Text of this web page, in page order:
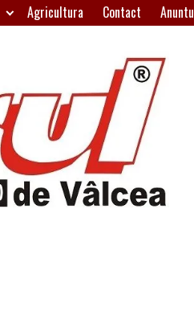
Agricultura Contact